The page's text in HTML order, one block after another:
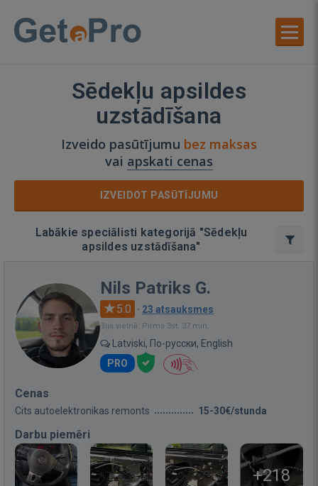
Sēdekļu apsildes
uzstādīšana
Izveido pasūtījumu bez maksas
vai apskati cenas
IZVEIDOT PASŪTĪJUMU
Labākie speciālisti kategorijā "Sēdekļu
apsildes uzstādīšana"
Nils Patriks G.
5.0 · 23 atsauksmes
Bija vietnē: Pirms 3st. 37 min.
Latviski, По-русски, English
PRO
Cenas
Cits autoelektronikas remonts 15-30€/stunda
Darbu piemēri
+218